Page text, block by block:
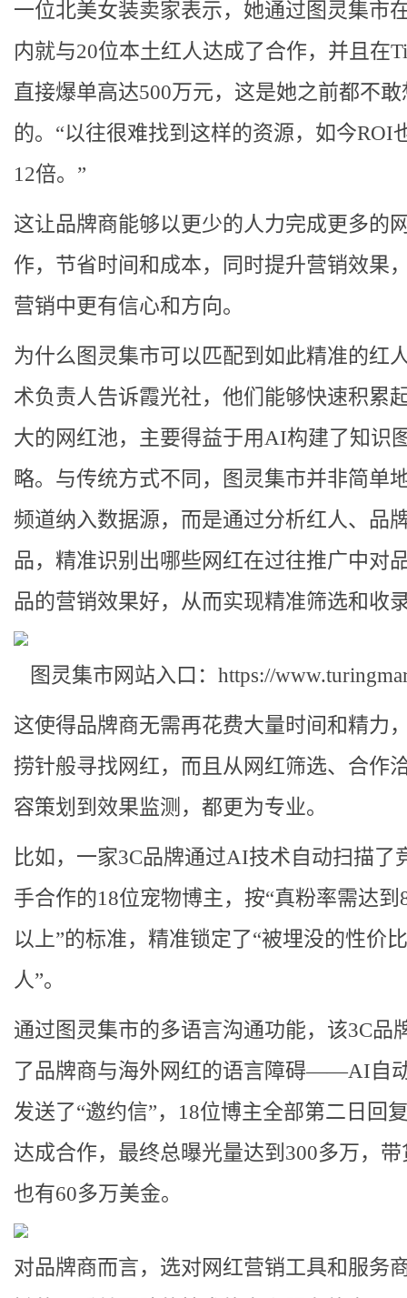
一位北美女装卖家表示，她通过图灵集市
内就与20位本土红人达成了合作，并且在
直接爆单高达500万元，这是她之前都不敢
的。“以往很难找到这样的资源，如今ROI
12倍。”
这让品牌商能够以更少的人力完成更多的
作，节省时间和成本，同时提升营销效果
营销中更有信心和方向。
为什么图灵集市可以匹配到如此精准的红
术负责人告诉霞光社，他们能够快速积累
大的网红池，主要得益于用AI构建了知识
略。与传统方式不同，图灵集市并非简单
频道纳入数据源，而是通过分析红人、品
品，精准识别出哪些网红在过往推广中对
品的营销效果好，从而实现精准筛选和收
图灵集市网站入口：https://
这使得品牌商无需再花费大量时间和精力
捞针般寻找网红，而且从网红筛选、合作
容策划到效果监测，都更为专业。
比如，一家3C品牌通过AI技术自动扫描了
手合作的18位宠物博主，按“真粉率需达到
以上”的标准，精准锁定了“被埋没的性价
人”。
通过图灵集市的多语言沟通功能，该3C品
了品牌商与海外网红的语言障碍——AI自
发送了“邀约信”，18位博主全部第二日回
达成合作，最终总曝光量达到300多万，
也有60多万美金。
对品牌商而言，选对网红营销工具和服务